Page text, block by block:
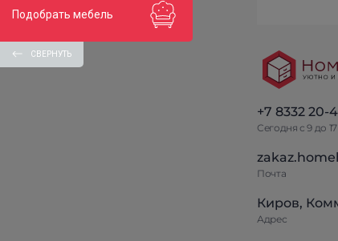
+7 8332 20-
Сегодня с 9 до 17
Почта
Киров,
Адрес
Подобрать мебель
СВЕРНУТЬ